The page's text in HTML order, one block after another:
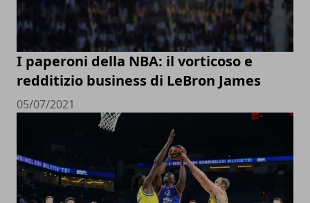
I paperoni della NBA: il vorticoso e
redditizio business di LeBron James
05/07/2021